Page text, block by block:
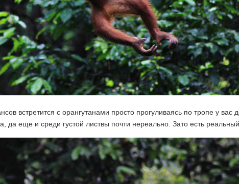
встретится с орангутанами просто прогуливаясь по тропе у вас
да еще и среди густой листвы почти нереально. Зато есть